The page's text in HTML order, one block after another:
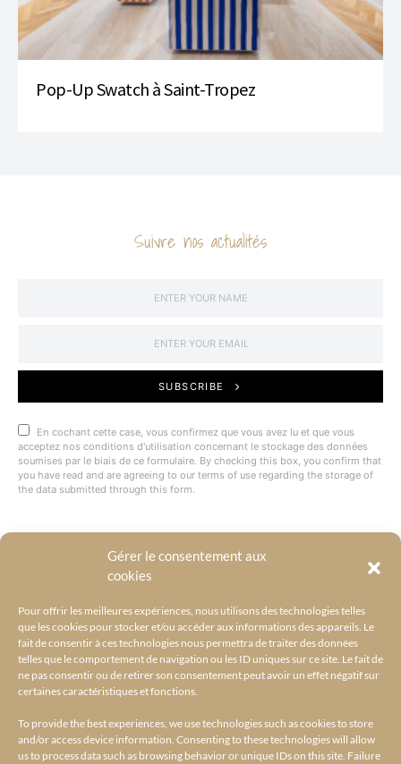
Gérer le consentement aux
cookies
Pour offrir les meilleures expériences, nous utilisons des technologies telles
que les cookies pour stocker et/ou accéder aux informations des appareils. Le
fait de consentir à ces technologies nous permettra de traiter des données
telles que le comportement de navigation ou les ID uniques sur ce site. Le fait de
ne pas consentir ou de retirer son consentement peut avoir un effet négatif sur
certaines caractéristiques et fonctions.
To provide the best experiences, we use technologies such as cookies to store
and/or access device information. Consenting to these technologies will allow
us to process data such as browsing behavior or unique IDs on this site. Failure
Pop-Up Swatch à Saint-Tropez
Suivre nos actualités
SUBSCRIBE
En cochant cette case, vous confirmez que vous avez lu et que vous
acceptez nos conditions d'utilisation concernant le stockage des données
soumises par le biais de ce formulaire. By checking this box, you confirm that
you have read and are agreeing to our terms of use regarding the storage of
the data submitted through this form.
@BYRACKEL